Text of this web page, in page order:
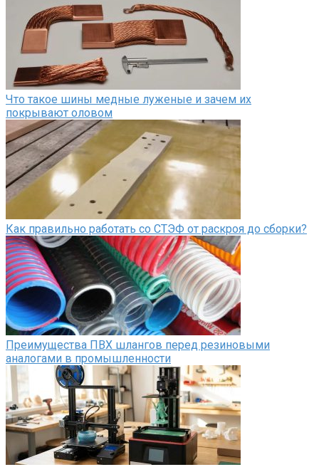
Что такое шины медные луженые и зачем их
покрывают оловом
Как правильно работать со СТЭФ от раскроя до сборки?
Преимущества ПВХ шлангов перед резиновыми
аналогами в промышленности